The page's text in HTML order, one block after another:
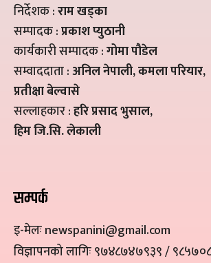
निर्देशक :राम खड्का
सम्पादक :प्रकाश प्युठानी
कार्यकारी सम्पादक :गोमा पौडेल
सम्वाददाता :अनिल नेपाली, कमला परियार,
प्रतीक्षा बेल्वासे
सल्लाहकार :हरि प्रसाद भुसाल,
हिम जि.सि. लेकाली
सम्पर्क
इ-मेलः newspanini@gmail.com
विज्ञापनको लागिः ९७४८७४७९३९ /